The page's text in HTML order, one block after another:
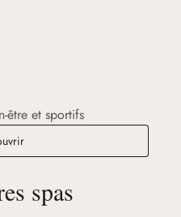
être et sportifs
Escapade Détente
spas